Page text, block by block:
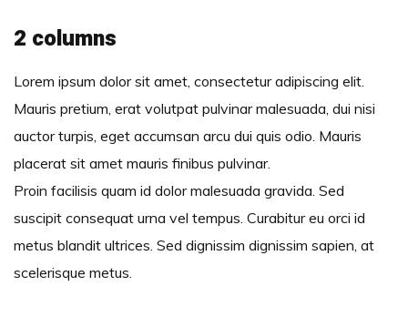
2 columns
Lorem ipsum dolor sit amet, consectetur adipiscing elit.
Mauris pretium, erat volutpat pulvinar malesuada, dui nisi
auctor turpis, eget accumsan arcu dui quis odio. Mauris
placerat sit amet mauris finibus pulvinar.
Proin facilisis quam id dolor malesuada gravida. Sed
suscipit consequat urna vel tempus. Curabitur eu orci id
metus blandit ultrices. Sed dignissim dignissim sapien, at
scelerisque metus.